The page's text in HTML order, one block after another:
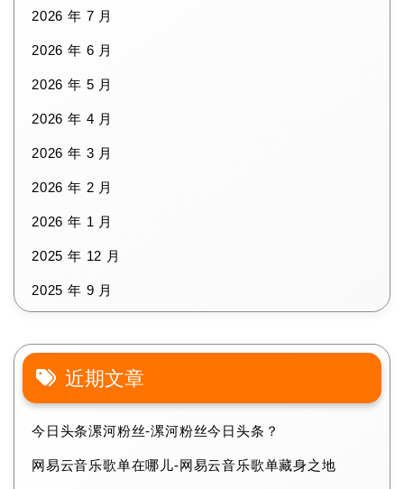
2026 年 7 月
2026 年 6 月
2026 年 5 月
2026 年 4 月
2026 年 3 月
2026 年 2 月
2026 年 1 月
2025 年 12 月
2025 年 9 月
近期文章
今日头条漯河粉丝-漯河粉丝今日头条？
网易云音乐歌单在哪儿-网易云音乐歌单藏身之地